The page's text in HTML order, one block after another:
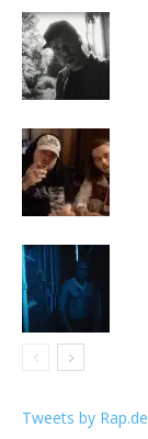
Tweets by Rap.de